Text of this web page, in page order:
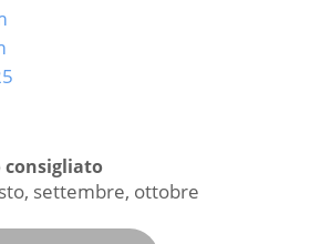
consigliato
settembre, ottobre